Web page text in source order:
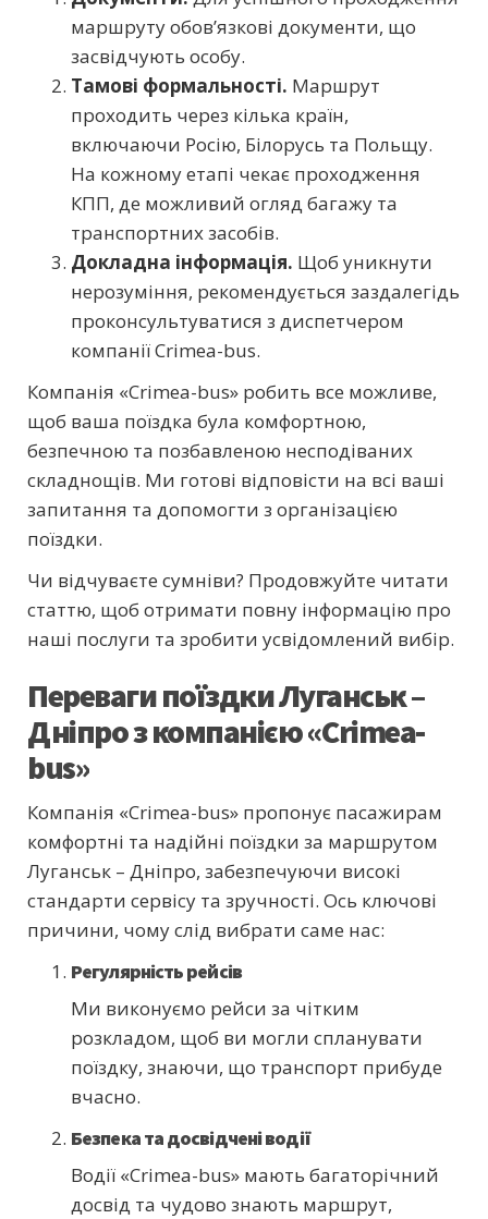
маршруту обов’язкові документи, що
засвідчують особу.
Тамові формальності. Маршрут
проходить через кілька країн,
включаючи Росію, Білорусь та Польщу.
На кожному етапі чекає проходження
КПП, де можливий огляд багажу та
транспортних засобів.
Докладна інформація. Щоб уникнути
нерозуміння, рекомендується заздалегідь
проконсультуватися з диспетчером
компанії Crimea-bus.
Компанія «Crimea-bus» робить все можливе,
щоб ваша поїздка була комфортною,
безпечною та позбавленою несподіваних
складнощів. Ми готові відповісти на всі ваші
запитання та допомогти з організацією
поїздки.
Чи відчуваєте сумніви? Продовжуйте читати
статтю, щоб отримати повну інформацію про
наші послуги та зробити усвідомлений вибір.
Переваги поїздки Луганськ –
Дніпро з компанією «Crimea-
bus»
Компанія «Crimea-bus» пропонує пасажирам
комфортні та надійні поїздки за маршрутом
Луганськ – Дніпро, забезпечуючи високі
стандарти сервісу та зручності. Ось ключові
причини, чому слід вибрати саме нас:
Регулярність рейсів
Ми виконуємо рейси за чітким
розкладом, щоб ви могли спланувати
поїздку, знаючи, що транспорт прибуде
вчасно.
Безпека та досвідчені водії
Водії «Crimea-bus» мають багаторічний
досвід та чудово знають маршрут,